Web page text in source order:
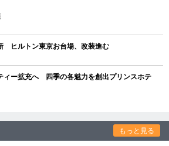
ヒルトン東京お台場、改装進む
ィー拡充へ 四季の各魅力を創出プリンスホテ
もっと見る